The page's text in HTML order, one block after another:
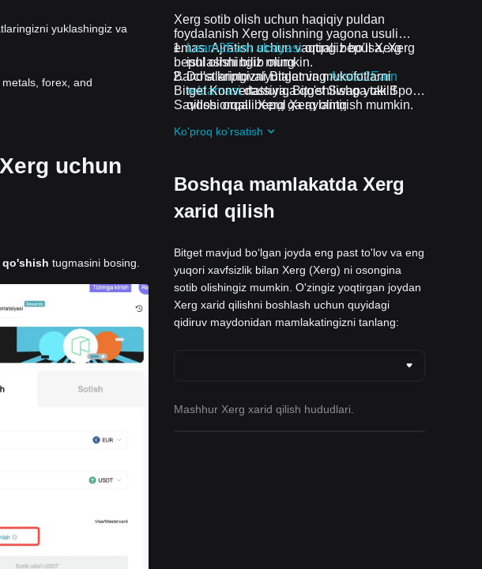
yuklashingiz va
forex, and
uchun
qo'shish tugmasini bosing.
Xerg sotib olish uchun haqiqiy puldan
foydalanish Xerg olishning yagona usuli
emas. Ajratish uchun vaqtingiz bo'lsa, Xerg
bepul olishingiz mumkin.
Learn2Earn aksiyasiorqali bepul Xerg
ishlashni bilib oling
Do'stlaringizni BitgetningAssist2Earn
reklamasidasturiga qo'shilishga taklif
qilish orqali bepul Xerg oling
aksiyalariguruhiga qo'shilish orqali Xerg
Barcha kriptovalyutalar va mukofotlarni
Bitget Konvertatsiya, Bitget Swap yoki Spot
Savdosi orqali Xerg ga aylantirish mumkin.
Ko'proq ko'rsatish
Boshqa mamlakatda Xerg
xarid qilish
Bitget mavjud boʻlgan joyda eng past to'lov va eng
yuqori xavfsizlik bilan Xerg (Xerg) ni osongina
sotib olishingiz mumkin. O'zingiz yoqtirgan joydan
Xerg xarid qilishni boshlash uchun quyidagi
qidiruv maydonidan mamlakatingizni tanlang:
Mashhur Xerg xarid qilish hududlari.